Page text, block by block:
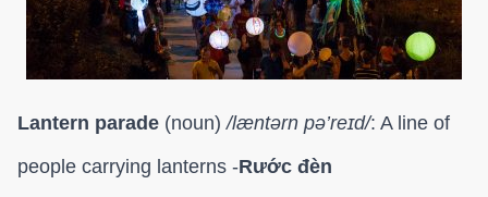
Lantern parade (noun)/læntərn pə’reɪd/: A line of
people carrying lanterns -Rước đèn